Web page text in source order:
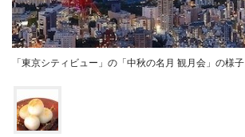
「東京シティビュー」の「中秋の名月 観月会」の様子